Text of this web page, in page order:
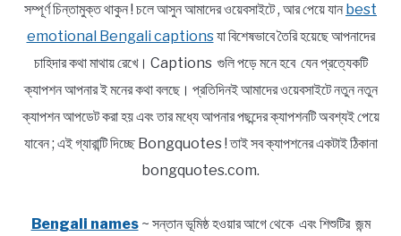
সম্পূর্ণ চিন্তামুক্ত থাকুন ! চলে আসুন আমাদের ওয়েবসাইটে , আর পেয়ে যান best
emotional Bengali captionsযা বিশেষভাবে তৈরি হয়েছে আপনাদের
চাহিদার কথা মাথায় রেখে। Captions গুলি পড়ে মনে হবে যেন প্রত্যেকটি
ক্যাপশন আপনার ই মনের কথা বলছে। প্রতিদিনই আমাদের ওয়েবসাইটে নতুন নতুন
ক্যাপশন আপডেট করা হয় এবং তার মধ্যে আপনার পছন্দের ক্যাপশনটি অবশ্যই পেয়ে
যাবেন ; এই গ্যারান্টি দিচ্ছে Bongquotes ! তাই সব ক্যাপশনের একটাই ঠিকানা
bongquotes.com.
Bengali names~ সন্তান ভূমিষ্ঠ হওয়ার আগে থেকে এবং শিশুটির জন্ম